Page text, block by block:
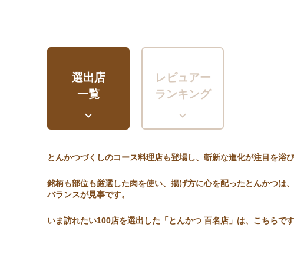
選出店
一覧
レビュアー
ランキング
とんかつづくしのコース料理店も登場し、斬新な進化が注目を浴び
銘柄も部位も厳選した肉を使い、揚げ方に心を配ったとんかつは
バランスが見事です。
いま訪れたい100店を選出した「とんかつ 百名店」は、こちらです